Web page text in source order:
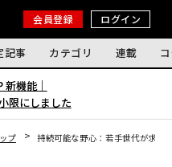
会員登録 ログイン
記事 カテゴリ 連載
機能｜
限にしました
プ
持続可能な野心：若手世代が求め